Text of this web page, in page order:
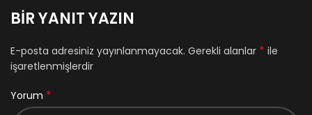
BIR YANIT YAZIN
E-posta adresiniz yayınlanmayacak. Gerekli alanlar * ile
işaretlenmişlerdir
Yorum *